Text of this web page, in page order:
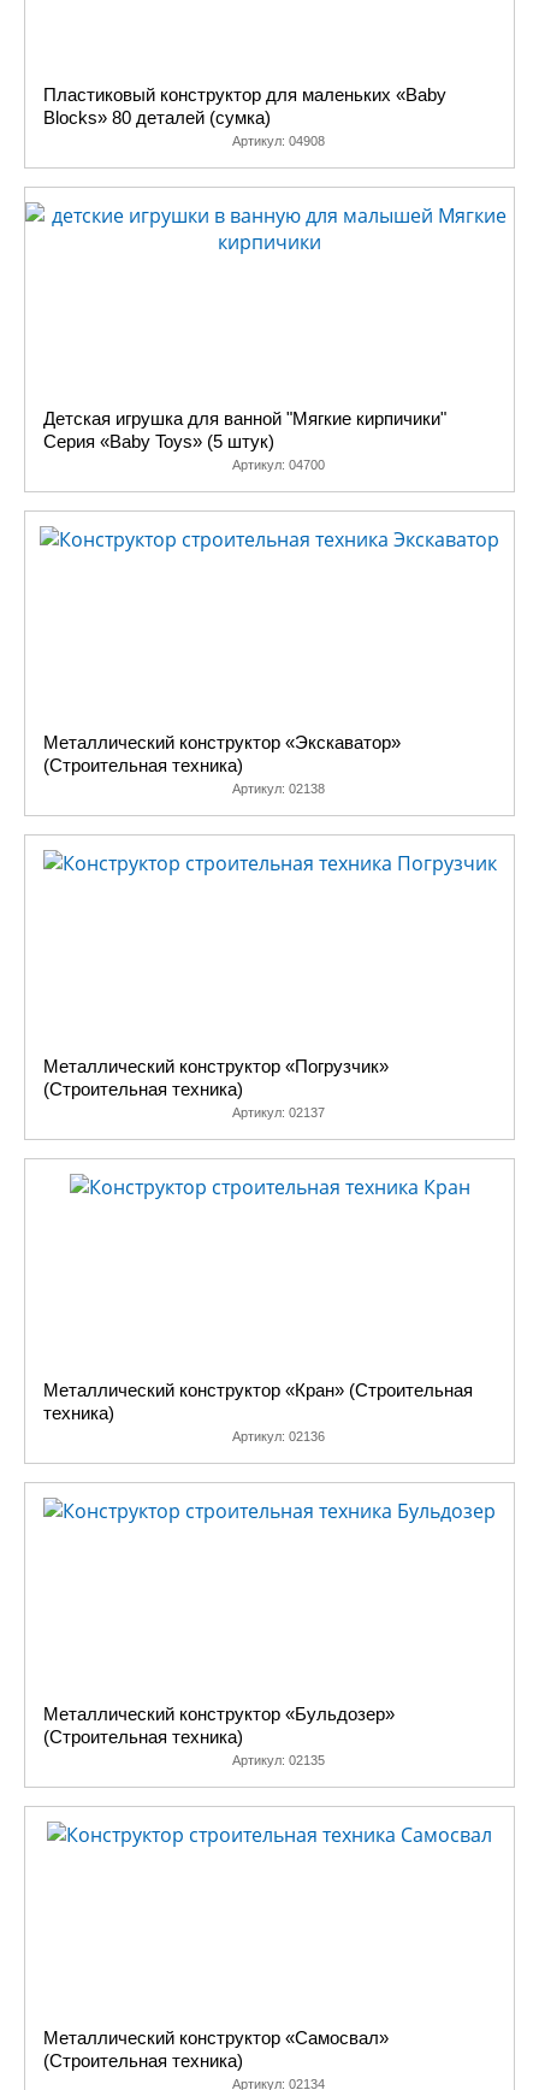
Пластиковый конструктор для маленьких «Baby
Blocks» 80 деталей (сумка)
Артикул: 04908
Детская игрушка для ванной "Мягкие кирпичики"
Серия «Baby Toys» (5 штук)
Артикул: 04700
Металлический конструктор «Экскаватор»
(Строительная техника)
Артикул: 02138
Металлический конструктор «Погрузчик»
(Строительная техника)
Артикул: 02137
Металлический конструктор «Кран» (Строительная
техника)
Артикул: 02136
Металлический конструктор «Бульдозер»
(Строительная техника)
Артикул: 02135
Металлический конструктор «Самосвал»
(Строительная техника)
Артикул: 02134